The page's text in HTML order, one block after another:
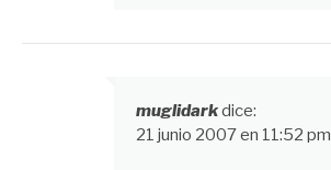
muglidarkdice:
21 junio 2007 en 11:52 pm